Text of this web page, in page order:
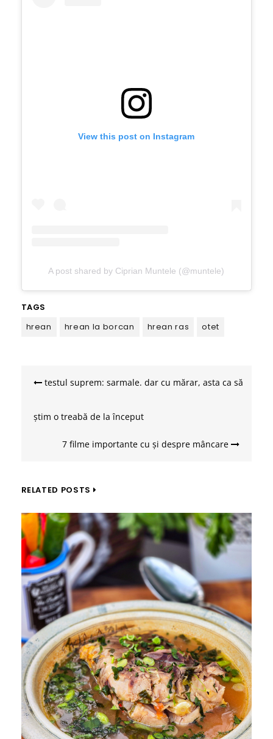
View this post on Instagram
A post shared by Ciprian Muntele (@muntele)
TAGS
hrean
hrean la borcan hrean ras otet
testul suprem: sarmale. dar cu mărar, asta ca să
știm o treabă de la început
7 filme importante cu și despre mâncare
RELATED POSTS